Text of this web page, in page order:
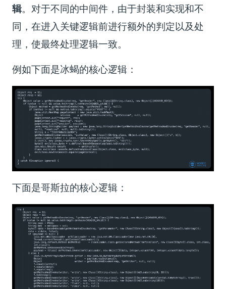
辑。对于不同的中间件，由于封装和实现和不
同，在进入关键逻辑前进行额外的判定以及处
理，使最终处理逻辑一致。
例如下面是冰蝎的核心逻辑：
下面是哥斯拉的核心逻辑：